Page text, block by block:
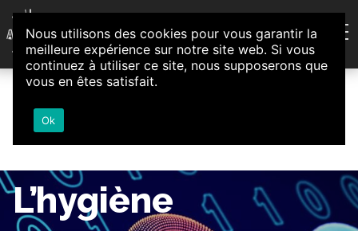
Aller au contenu
Association d'Animation et d'Initiatives Citoyennes
Loire-Authion
“Écologie et
numérique” :
L’hygiène
Nous utilisons des cookies pour vous garantir la
meilleure expérience sur notre site web. Si vous
continuez à utiliser ce site, nous supposerons que
vous en êtes satisfait.
Ok